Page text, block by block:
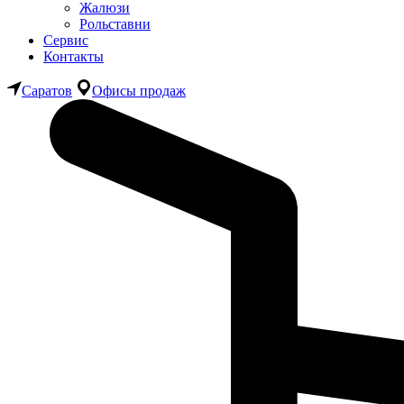
Жалюзи
Рольставни
Сервис
Контакты
Саратов Офисы продаж